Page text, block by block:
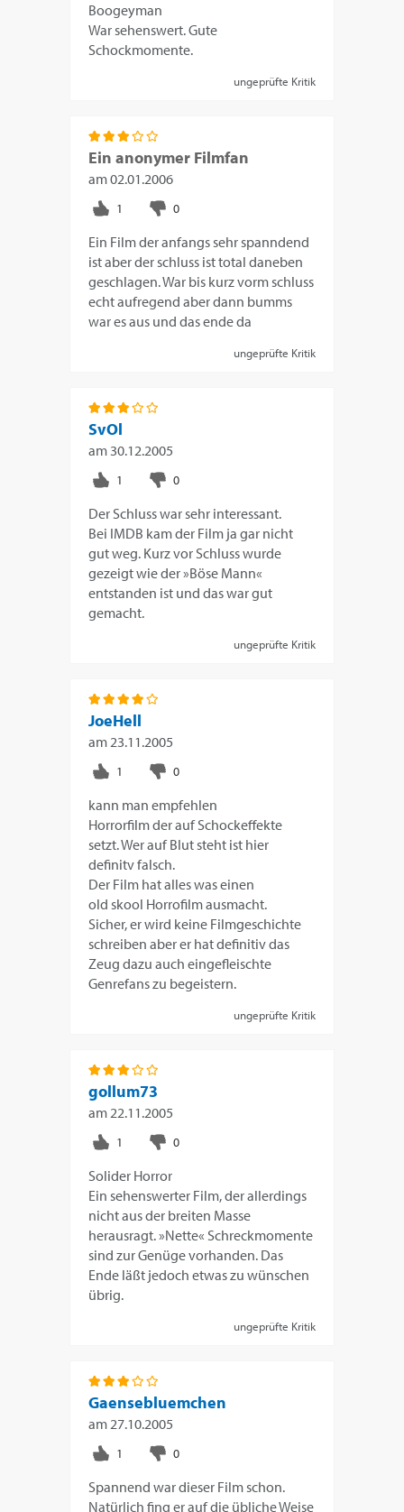
Boogeyman
War sehenswert. Gute
Schockmomente.
ungeprüfte Kritik
Ein anonymer Filmfan
am02.01.2006
Ein Film der anfangs sehr spanndend
ist aber der schluss ist total daneben
geschlagen. War bis kurz vorm schluss
echt aufregend aber dann bumms
war es aus und das ende da
ungeprüfte Kritik
SvOl
am 30.12.2005
Der Schluss war sehr interessant.
Bei IMDB kam der Film ja gar nicht
gut weg. Kurz vor Schluss wurde
gezeigt wie der »Böse Mann«
entstanden ist und das war gut
gemacht.
ungeprüfte Kritik
JoeHell
am23.11.2005
kann man empfehlen
Horrorfilm der auf Schockeffekte
setzt. Wer auf Blut steht ist hier
definitv falsch.
Der Film hat alles was einen
old skool Horrofilm ausmacht.
Sicher, er wird keine Filmgeschichte
schreiben aber er hat definitiv das
Zeug dazu auch eingefleischte
Genrefans zu begeistern.
ungeprüfte Kritik
gollum73
am22.11.2005
Solider Horror
Ein sehenswerter Film, der allerdings
nicht aus der breiten Masse
herausragt. »Nette« Schreckmomente
sind zur Genüge vorhanden. Das
Ende läßt jedoch etwas zu wünschen
übrig.
ungeprüfte Kritik
Gaensebluemchen
am27.10.2005
Spannend war dieser Film schon.
Natürlich fing er auf die übliche Weise